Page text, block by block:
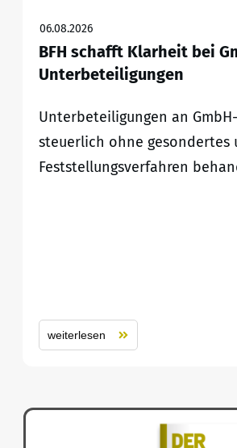
06.08.2026
BFH schafft Klarheit bei
Unterbeteiligungen
Unterbeteiligungen an
steuerlich ohne
Feststellungsverfahren
weiterlesen